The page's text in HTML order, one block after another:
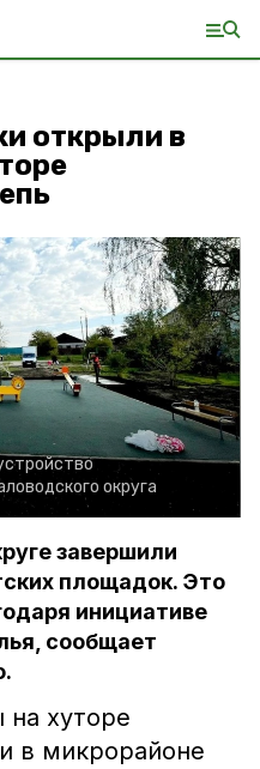
открыли в
округа
завершили
площадок. Это
инициативе
сообщает
хуторе
в микрорайоне